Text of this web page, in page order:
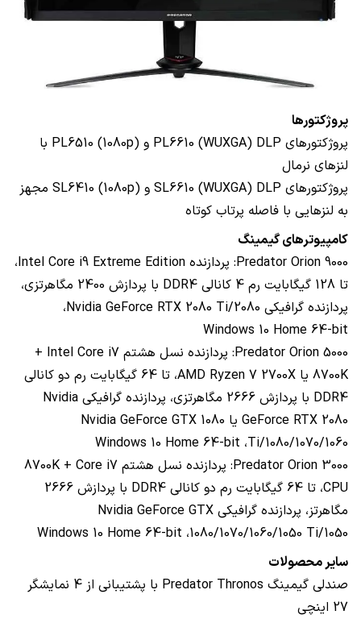
پروژکتورها
پروژکتورهای DLP
PL6610 (WUXGA) و PL6510 (1080p) با
لنزهای نرمال
پروژکتورهای DLP
SL6610 (WUXGA) و SL6410 (1080p) مجهز
به لنزهایی با فاصله پرتاب کوتاه
کامپیوترهای گیمینگ
Predator Orion 9000: پردازنده Intel Core i9 Extreme Edition،
تا 128 گیگابایت رم 4 کانالی
DDR4
با پردازش 2400 مگاهرتزی،
پردازنده گرافیکی Nvidia GeForce RTX 2080 Ti/2080،
Windows 10 Home 64-bit
Predator Orion 5000: پردازنده نسل هشتم Intel Core i7
+
8700K یا AMD Ryzen 7 2700X، تا 64 گیگابایت رم دو کانالی
DDR4 با پردازش 2666 مگاهرتزی، پردازنده گرافیکی
Nvidia
GeForce RTX 2080 یا Nvidia GeForce GTX 1080
Ti/1080/1070/1060، Windows 10 Home 64-bit
Predator Orion 3000: پردازنده نسل هشتم Core i7
+
8700K
CPU، تا 64 گیگابایت رم دو کانالی DDR4
با پردازش 2666
مگاهرتز، پردازنده گرافیکی Nvidia GeForce GTX
1080/1070/1060/1050 Ti/1050، Windows 10 Home 64-bit
سایر محصولات
صندلی گیمینگ Predator Thronos
با پشتیبانی از 4 نمایشگر
27 اینچی